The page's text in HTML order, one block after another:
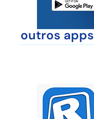
outros apps